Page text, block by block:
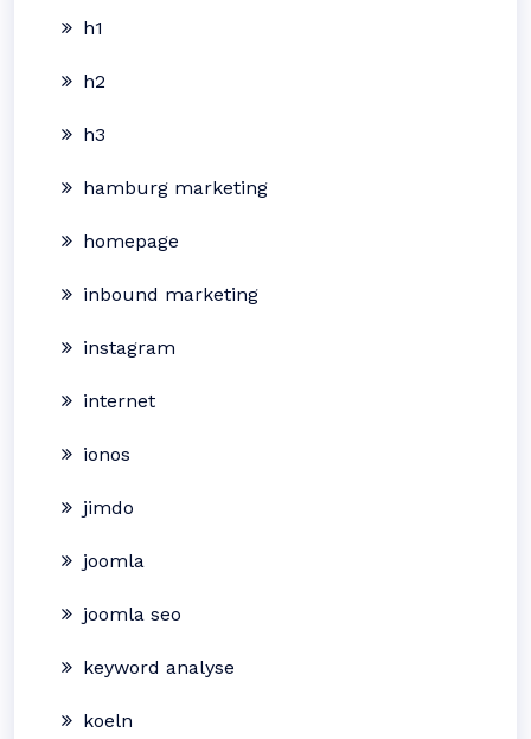
h1
h2
h3
hamburg marketing
homepage
inbound marketing
instagram
internet
ionos
jimdo
joomla
joomla seo
keyword analyse
koeln